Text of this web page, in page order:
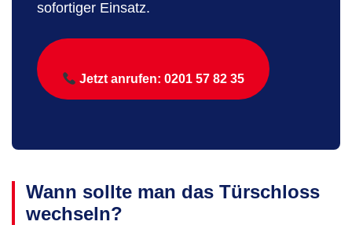
sofortiger Einsatz.
Jetzt anrufen: 0201 57 82 35
Wann sollte man das Türschloss
wechseln?